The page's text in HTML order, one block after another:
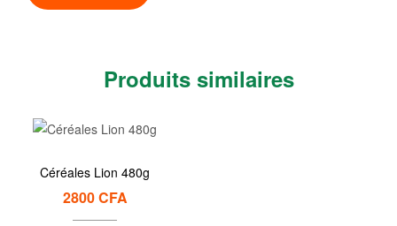
Produits similaires
Céréales Lion 480g
2800CFA